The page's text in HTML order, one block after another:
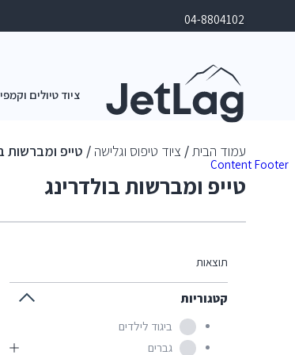
Content Footer
04-8804102
ציוד טיולים
עמוד הבית/ ציוד טיפוס וגלישה / טייפ ומברשות
טייפ ומברשות בולדרינג
תוצאות
קטגוריות
ביגוד לילדים
גברים